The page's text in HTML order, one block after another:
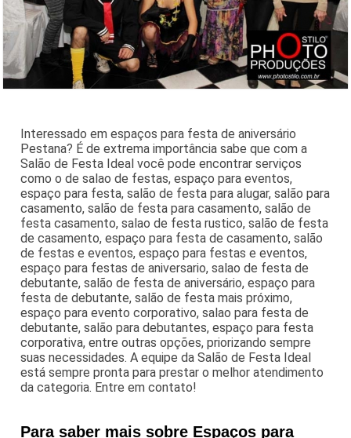
Interessado em espaços para festa de aniversário
Pestana? É de extrema importância sabe que com a
Salão de Festa Ideal você pode encontrar serviços
como o de salao de festas, espaço para eventos,
espaço para festa, salão de festa para alugar, salão para
casamento, salão de festa para casamento, salão de
festa casamento, salao de festa rustico, salão de festa
de casamento, espaço para festa de casamento, salão
de festas e eventos, espaço para festas e eventos,
espaço para festas de aniversario, salao de festa de
debutante, salão de festa de aniversário, espaço para
festa de debutante, salão de festa mais próximo,
espaço para evento corporativo, salao para festa de
debutante, salão para debutantes, espaço para festa
corporativa, entre outras opções, priorizando sempre
suas necessidades. A equipe da Salão de Festa Ideal
está sempre pronta para prestar o melhor atendimento
da categoria. Entre em contato!
Para saber mais sobre Espaços para